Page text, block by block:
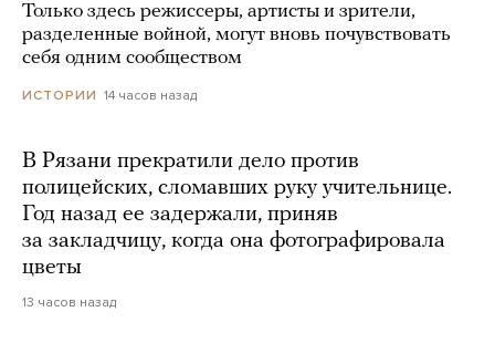
Только здесь режиссеры, артисты и зрители,
разделенные войной, могут вновь почувствовать
себя одним сообществом
ИСТОРИИ 14 часов назад
В Рязани прекратили дело против
полицейских, сломавших руку учительнице.
Год назад ее задержали, приняв
за закладчицу, когда она фотографировала
цветы
13 часов назад